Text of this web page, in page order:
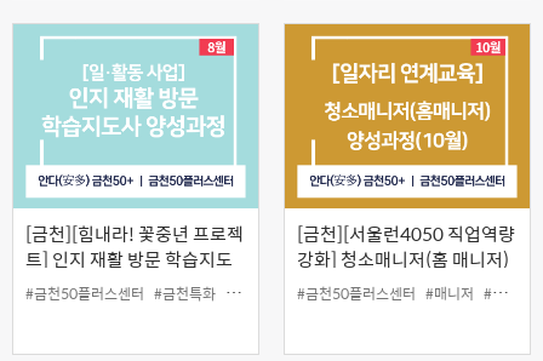
[금천][힘내라! 꽃중년 프로젝
트] 인지 재활 방문 학습지도
사 양성과정
#금천50플러스센터 #금천특화 #양성과정 #인지 #일활동
[금천][서울런4050 직업역량
강화] 청소매니저(홈 매니저)
양성과정(10월)
#금천50플러스센터 #매니저 #여성